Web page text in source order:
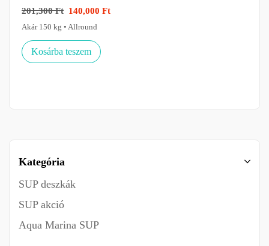
Kategória
SUP deszkák
SUP akció
Aqua Marina SUP
201,300Ft 140,000 Ft
Akár 150 kg • Allround
Kosárba teszem